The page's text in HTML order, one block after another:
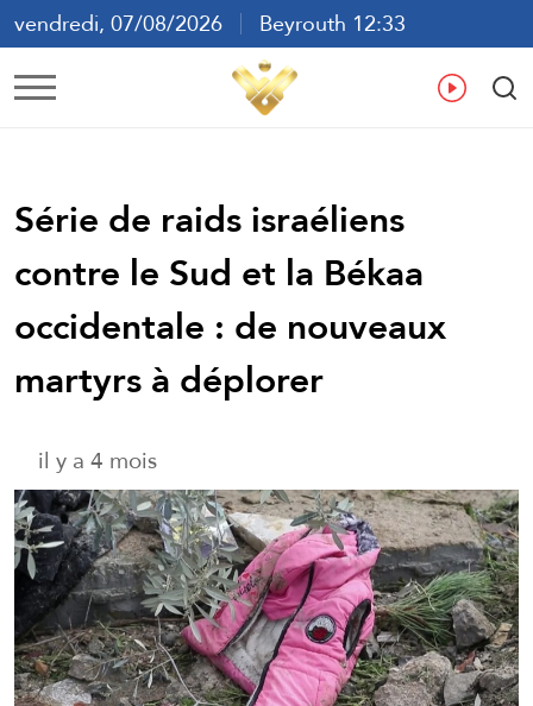
vendredi, 07/08/2026
Beyrouth 12:33
ع
Série de raids israéliens
contre le Sud et la Békaa
occidentale : de nouveaux
martyrs à déplorer
il y a 4 mois